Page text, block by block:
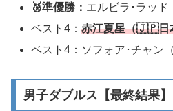
🥈準優勝： エルビラ･ラッ
ベスト4：赤江夏星（🇯🇵日
ベスト4：ソフォア･チャン
男子ダブルス【最終結果】